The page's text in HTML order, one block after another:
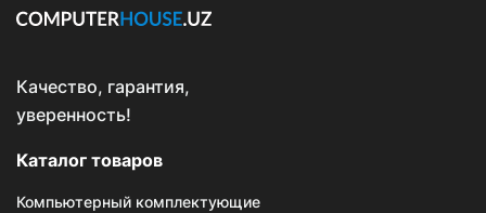
Качество, гарантия,
уверенность!
Каталог товаров
Компьютерный комплектующие